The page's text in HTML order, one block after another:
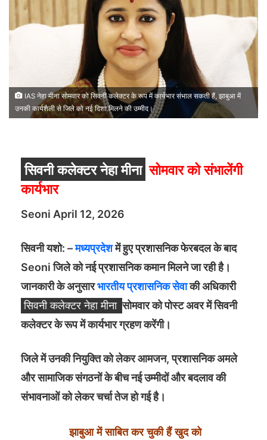
IAS नेहा मीना सोमवार को सिवनी कलेक्टर के रूप में कार्यभार संभाल सकती हैं, झाबुआ में
उनकी कार्यशैली से जिले को नई दिशा मिलने की उम्मीद।
सिवनी कलेक्टर नेहा मीना सोमवार को संभालेंगी
कार्यभार
Seoni April 12, 2026
सिवनी यशो: –मध्यप्रदेशमें हुए प्रशासनिक फेरबदल के बाद
Seoni जिले को नई प्रशासनिक कमान मिलने जा रही है।
जानकारी के अनुसारभारतीय प्रशासनिक सेवाकी अधिकारी
सिवनी कलेक्टर नेहा मीना सोमवार को पोस्ट अवर में सिवनी
कलेक्टर के रूप में कार्यभार ग्रहण करेंगी।
जिले में उनकी नियुक्ति को लेकर आमजन, प्रशासनिक अमले
और सामाजिक संगठनों के बीच नई उम्मीदों और बदलाव की
संभावनाओं को लेकर चर्चा तेज हो गई है।
झाबुआ में साबित कर चुकी हैं खुद को